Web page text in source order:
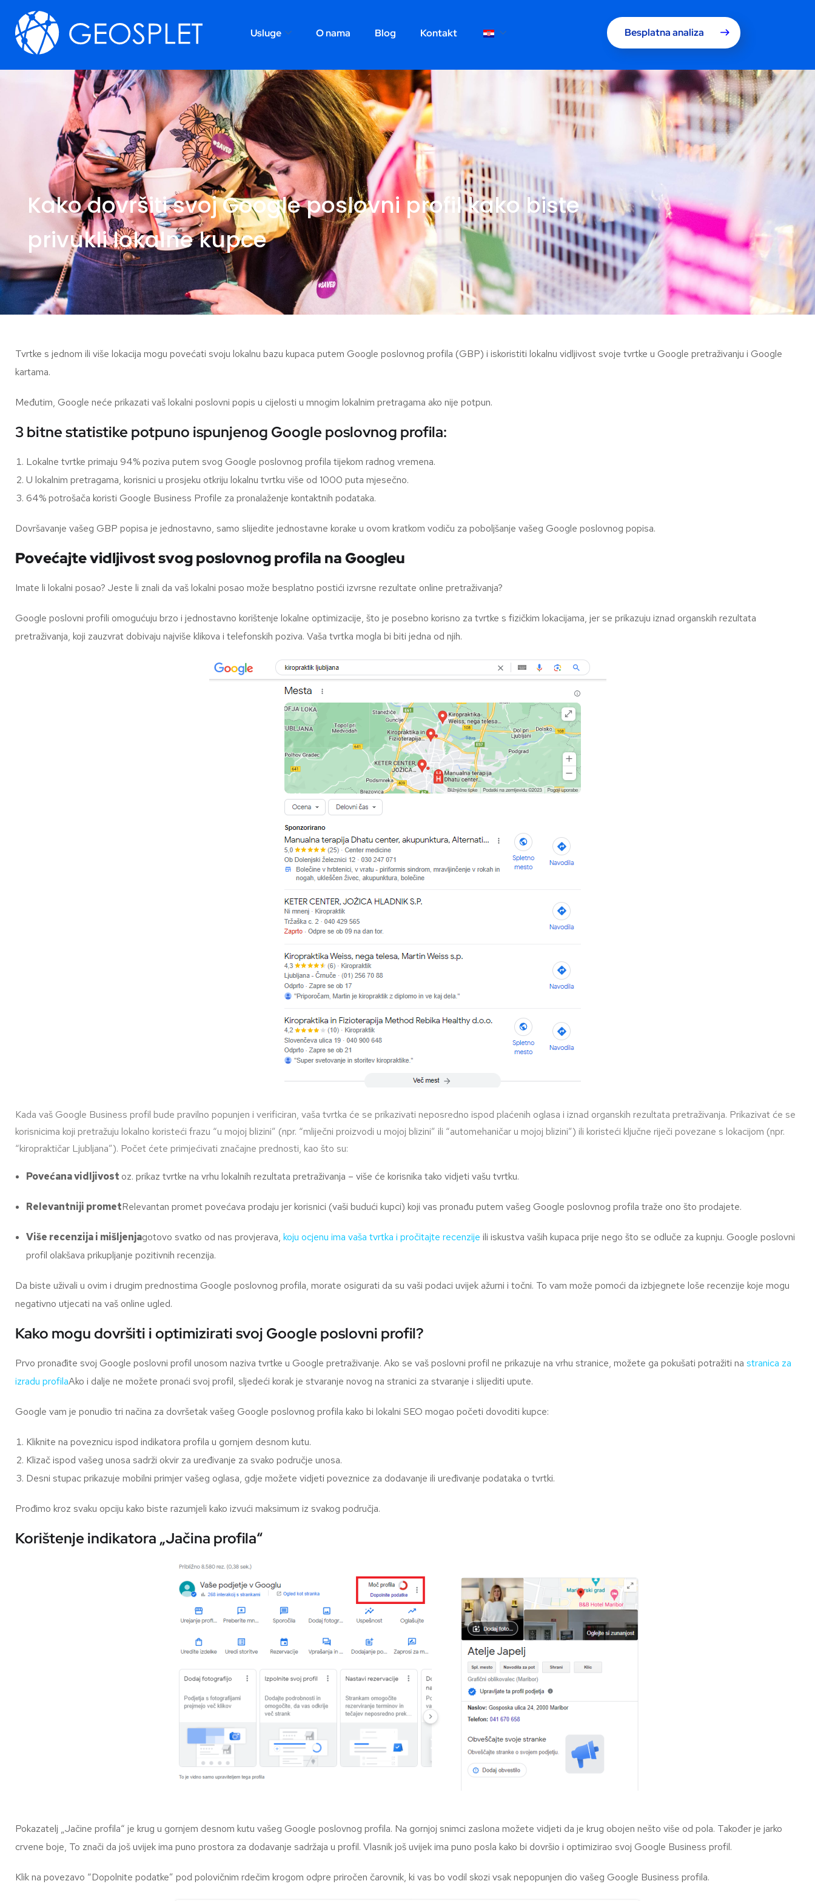
Usluge O nama Blog Kontakt Besplatna analiza
Kako dovršiti svoj Google poslovni profil kako biste
privukli lokalne kupce
Tvrtke s jednom ili više lokacija mogu povećati svoju lokalnu bazu kupaca putem Google poslovnog profila (GBP) i iskoristiti lokalnu vidljivost svoje tvrtke u Google pretraživanju i Google
kartama.
Međutim, Google neće prikazati vaš lokalni poslovni popis u cijelosti u mnogim lokalnim pretragama ako nije potpun.
3 bitne statistike potpuno ispunjenog Google poslovnog profila:
Lokalne tvrtke primaju 94% poziva putem svog Google poslovnog profila tijekom radnog vremena.
U lokalnim pretragama, korisnici u prosjeku otkriju lokalnu tvrtku više od 1000 puta mjesečno.
64% potrošača koristi Google Business Profile za pronalaženje kontaktnih podataka.
Dovršavanje vašeg GBP popisa je jednostavno, samo slijedite jednostavne korake u ovom kratkom vodiču za poboljšanje vašeg Google poslovnog popisa.
Povećajte vidljivost svog poslovnog profila na Googleu
Imate li lokalni posao? Jeste li znali da vaš lokalni posao može besplatno postići izvrsne rezultate online pretraživanja?
Google poslovni profili omogućuju brzo i jednostavno korištenje lokalne optimizacije, što je posebno korisno za tvrtke s fizičkim lokacijama, jer se prikazuju iznad organskih rezultata
pretraživanja, koji zauzvrat dobivaju najviše klikova i telefonskih poziva. Vaša tvrtka mogla bi biti jedna od njih.
Kada vaš Google Business profil bude pravilno popunjen i verificiran, vaša tvrtka će se prikazivati neposredno ispod plaćenih oglasa i iznad organskih rezultata pretraživanja. Prikazivat će se
korisnicima koji pretražuju lokalno koristeći frazu “u mojoj blizini” (npr. “mliječni proizvodi u mojoj blizini” ili “automehaničar u mojoj blizini”) ili koristeći ključne riječi povezane s lokacijom (npr.
“kiropraktičar Ljubljana”). Počet ćete primjećivati značajne prednosti, kao što su:
Povećana vidljivost oz. prikaz tvrtke na vrhu lokalnih rezultata pretraživanja – više će korisnika tako vidjeti vašu tvrtku.
Relevantniji prometRelevantan promet povećava prodaju jer korisnici (vaši budući kupci) koji vas pronađu putem vašeg Google poslovnog profila traže ono što prodajete.
Više recenzija i mišljenjagotovo svatko od nas provjerava, koju ocjenu ima vaša tvrtka i pročitajte recenzije ili iskustva vaših kupaca prije nego što se odluče za kupnju. Google poslovni
profil olakšava prikupljanje pozitivnih recenzija.
Da biste uživali u ovim i drugim prednostima Google poslovnog profila, morate osigurati da su vaši podaci uvijek ažurni i točni. To vam može pomoći da izbjegnete loše recenzije koje mogu
negativno utjecati na vaš online ugled.
Kako mogu dovršiti i optimizirati svoj Google poslovni profil?
Prvo pronađite svoj Google poslovni profil unosom naziva tvrtke u Google pretraživanje. Ako se vaš poslovni profil ne prikazuje na vrhu stranice, možete ga pokušati potražiti na stranica za
izradu profilaAko i dalje ne možete pronaći svoj profil, sljedeći korak je stvaranje novog na stranici za stvaranje i slijediti upute.
Google vam je ponudio tri načina za dovršetak vašeg Google poslovnog profila kako bi lokalni SEO mogao početi dovoditi kupce:
Kliknite na poveznicu ispod indikatora profila u gornjem desnom kutu.
Klizač ispod vašeg unosa sadrži okvir za uređivanje za svako područje unosa.
Desni stupac prikazuje mobilni primjer vašeg oglasa, gdje možete vidjeti poveznice za dodavanje ili uređivanje podataka o tvrtki.
Prođimo kroz svaku opciju kako biste razumjeli kako izvući maksimum iz svakog područja.
Korištenje indikatora „Jačina profila“
Pokazatelj „Jačine profila“ je krug u gornjem desnom kutu vašeg Google poslovnog profila. Na gornjoj snimci zaslona možete vidjeti da je krug obojen nešto više od pola. Također je jarko
crvene boje, To znači da još uvijek ima puno prostora za dodavanje sadržaja u profil. Vlasnik još uvijek ima puno posla kako bi dovršio i optimizirao svoj Google Business profil.
Klik na povezavo “Dopolnite podatke” pod polovičnim rdečim krogom odpre priročen čarovnik, ki vas bo vodil skozi vsak nepopunjen dio vašeg Google Business profila.